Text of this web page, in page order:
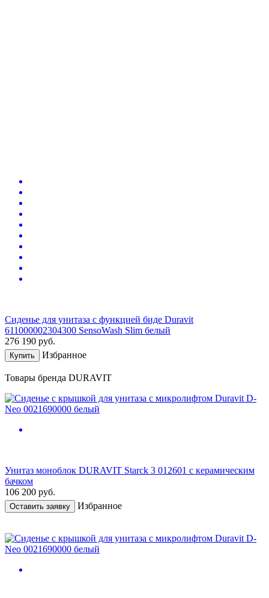
Сиденье для унитаза с функцией биде Duravit
611000002304300 SensoWash Slim белый
276 190 руб.
Купить Избранное
Товары бренда DURAVIT
Унитаз моноблок DURAVIT Starck 3 012601 с керамическим
бачком
106 200 руб.
Оставить заявку Избранное